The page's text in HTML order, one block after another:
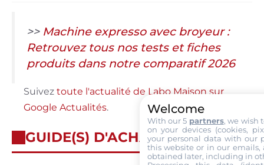
>> Machine expresso avec broyeur :
Retrouvez tous nos tests et fiches
produits dans notre comparatif 2026
Suivez toute l'actualité de Labo Maison sur
Google Actualités.
GUIDE(S) D'ACHAT
Welcome
With our 5 partners, we wish
on your devices (cookies,
your personal data with our
this website or in our emails,
obtained later, including in